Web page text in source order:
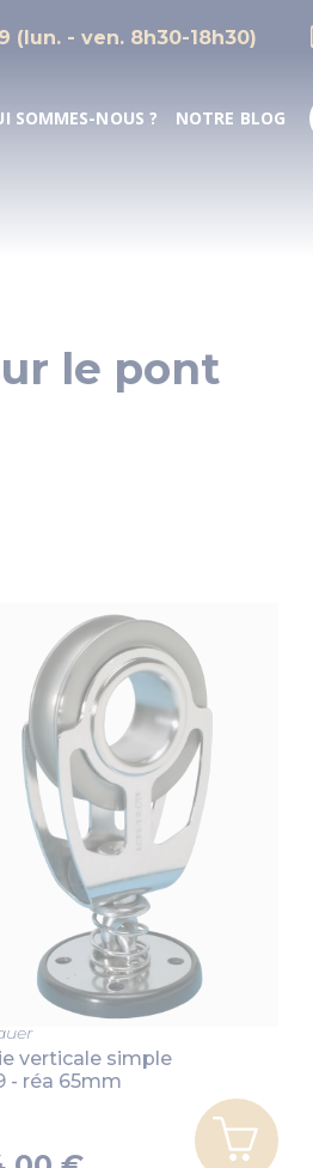
(lun. - ven. 8h30-18h30)
SOMMES-NOUS ? NOTRE BLOG
le pont
verticale simple
- réa 65mm